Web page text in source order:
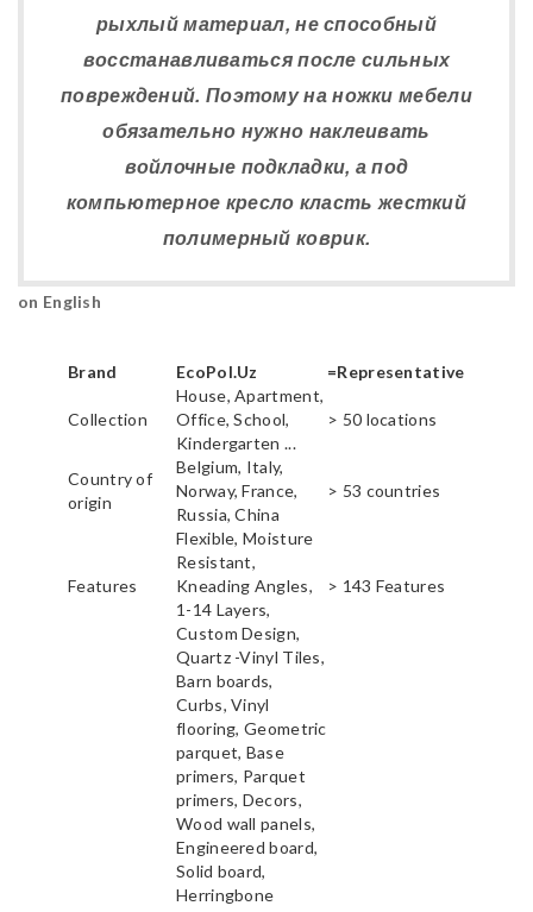
рыхлый материал, не способный
восстанавливаться после сильных
повреждений. Поэтому на ножки мебели
обязательно нужно наклеивать
войлочные подкладки, а под
компьютерное кресло класть жесткий
полимерный коврик.
on English
Brand EcoPol.Uz =Representative
Collection
House, Apartment,
Office, School,
Kindergarten ...
> 50 locations
Country of
origin
Belgium, Italy,
Norway, France,
Russia, China
> 53 countries
Features
Flexible, Moisture
Resistant,
Kneading Angles,
1-14 Layers,
Custom Design,
> 143 Features
Quartz -Vinyl Tiles,
Barn boards,
Curbs, Vinyl
flooring, Geometric
parquet, Base
primers, Parquet
primers, Decors,
Wood wall panels,
Engineered board,
Solid board,
Herringbone